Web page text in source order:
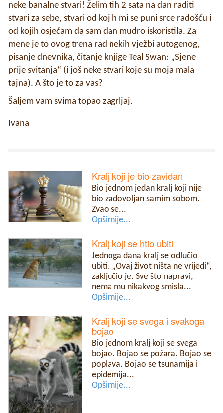
neke banalne stvari! Želim tih 2 sata na dan raditi
stvari za sebe, stvari od kojih mi se puni srce radošću i
od kojih osjećam da sam dan mudro iskoristila. Za
mene je to ovog trena rad nekih vježbi autogenog,
pisanje dnevnika, čitanje knjige Teal Swan: „Sjene
prije svitanja“ (i još neke stvari koje su moja mala
tajna). A što je to za vas?
Šaljem vam svima topao zagrljaj.
Ivana
Kralj koji je bio zavidan
Bio jednom jedan kralj koji nije
bio zadovoljan samim sobom.
Zvao se...
Opširnije...
Kralj koji se htio ubiti
Jednoga dana kralj se odlučio
ubiti. „Ovaj život ništa ne vrijedi“,
zaključio je. Sve što napravi,
nema mu nikakvog smisla...
Opširnije...
Kralj koji se svega i svakoga
bojao
Bio jednom kralj koji se svega
bojao. Bojao se požara. Bojao se
poplava. Bojao se tsunamija i
epidemija...
Opširnije...